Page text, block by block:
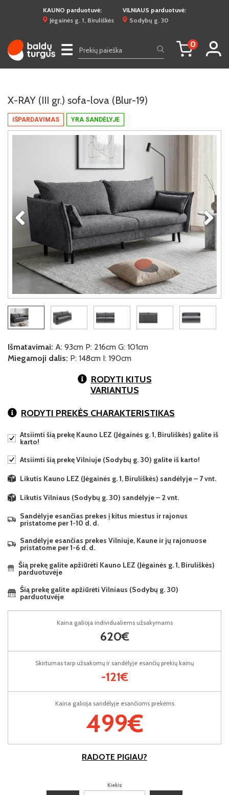
KAUNO parduotuvė:
Jėgainės g. 1, Biruliškės
VILNIAUS parduotuvė:
Sodybų g. 30
☰ 0
IŠPARDAVIMAS YRA SANDĖLYJE
X-RAY (III gr.) sofa-lova (Blur-19)
Išmatavimai: A: 93cm P: 216cm G: 101cm
Miegamoji dalis: P: 148cm I: 190cm
RODYTI KITUS
VARIANTUS
RODYTI PREKĖS CHARAKTERISTIKAS
Atsiimti šią prekę Kauno LEZ (Jėgainės g. 1, Biruliškės) galite iš
karto!
Atsiimti šią prekę Vilniuje (Sodybų g. 30) galite iš karto!
Likutis Kauno LEZ (Jėgainės g. 1, Biruliškės) sandėlyje – 7 vnt.
Likutis Vilniaus (Sodybų g. 30) sandėlyje – 2 vnt.
Sandėlyje esančias prekes į kitus miestus ir rajonus
pristatome per 1-10 d. d.
Sandėlyje esančias prekes Vilniuje, Kaune ir jų rajonuose
pristatome per 1-6 d. d.
Šią prekę galite apžiūrėti Kauno LEZ (Jėgainės g. 1, Biruliškės)
parduotuvėje
Šią prekę galite apžiūrėti Vilniaus (Sodybų g. 30)
parduotuvėje
Kaina galioja sandėlyje esančioms prekėms
499€
Kaina galioja individualiems užsakymams
620€
Skirtumas tarp užsakomų ir sandėlyje esančių prekių kainų
-121€
RADOTE PIGIAU?
Kiekis: